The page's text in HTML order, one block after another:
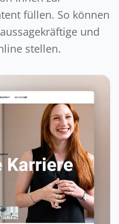
füllen. So können
und
stellen.